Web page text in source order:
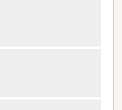
は小学5年生まで
が整っています
ど嬉しいメリットも